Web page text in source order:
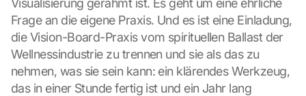
Visualisierung gerahmt ist. Es geht um eine ehrliche
Frage an die eigene Praxis. Und es ist eine Einladung,
die Vision-Board-Praxis vom spirituellen Ballast der
Wellnessindustrie zu trennen und sie als das zu
nehmen, was sie sein kann: ein klärendes Werkzeug,
das in einer Stunde fertig ist und ein Jahr lang
o
n
s
r
e
e